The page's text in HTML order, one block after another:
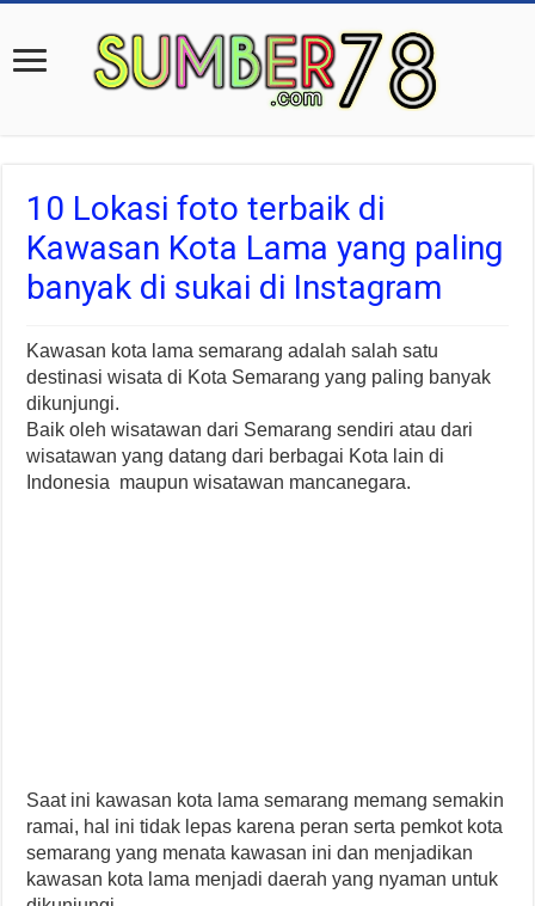
10 Lokasi foto terbaik di
Kawasan Kota Lama yang paling
banyak di sukai di Instagram
Kawasan kota lama semarang adalah salah satu
destinasi wisata di Kota Semarang yang paling banyak
dikunjungi.
Baik oleh wisatawan dari Semarang sendiri atau dari
wisatawan yang datang dari berbagai Kota lain di
Indonesia maupun wisatawan mancanegara.
Saat ini kawasan kota lama semarang memang semakin
ramai, hal ini tidak lepas karena peran serta pemkot kota
semarang yang menata kawasan ini dan menjadikan
kawasan kota lama menjadi daerah yang nyaman untuk